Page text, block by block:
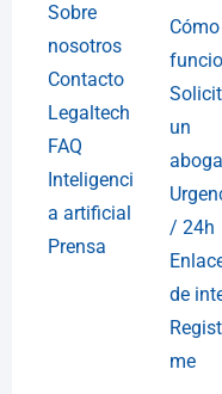
Sobre
nosotros
Contacto
Legaltech
FAQ
Inteligenci
a artificial
Prensa
Cómo
un
/ 24h
de
me